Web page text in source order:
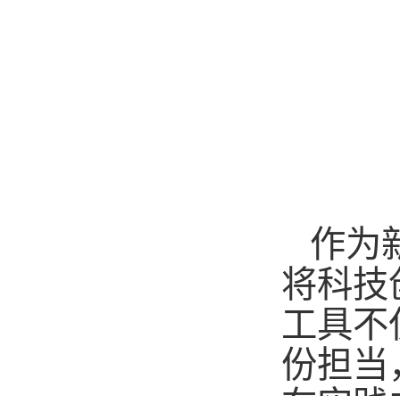
作为
将科技
工具不
份担当